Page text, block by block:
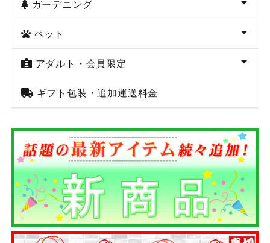
ガーデニング
ペット
アダルト・会員限定
ギフト包装・追加運送料金